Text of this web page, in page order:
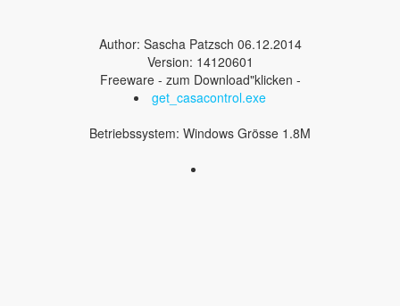
Author: Sascha Patzsch 06.12.2014
Version: 14120601
Freeware - zum Download"klicken -
get_casacontrol.exe
Betriebssystem: Windows Grösse 1.8M